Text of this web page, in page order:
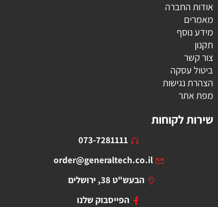
אודות החברה
מאמרים
מידע נוסף
תקנון
צור קשר
ביטול עסקה
הצהרת נגישות
מפת אתר
שירות לקוחות
073-7281111
order@generaltech.co.il
הבעש"ט 38, ירושלים
הפייסבוק שלנו